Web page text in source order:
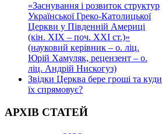
«Заснування і розвиток структур
Української Греко-Католицької
Церкви у Південній Америці
(кін. ХІХ – поч. ХХІ ст.)»
(науковий керівник – о. ліц.
Юрій Хамуляк, рецензент – о.
ліц. Андрій Нискогуз)
Звідки Церква бере гроші та куди
їх спрямовує?
АРХІВ СТАТЕЙ